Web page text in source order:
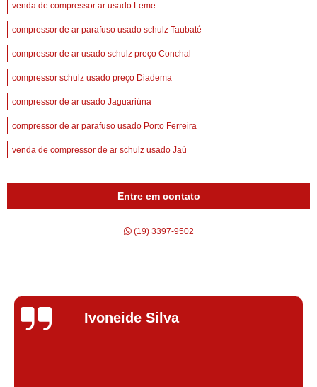
venda de compressor ar usado Leme
compressor de ar parafuso usado schulz Taubaté
compressor de ar usado schulz preço Conchal
compressor schulz usado preço Diadema
compressor de ar usado Jaguariúna
compressor de ar parafuso usado Porto Ferreira
venda de compressor de ar schulz usado Jaú
Entre em contato
(19) 3397-9502
Silvana Alves